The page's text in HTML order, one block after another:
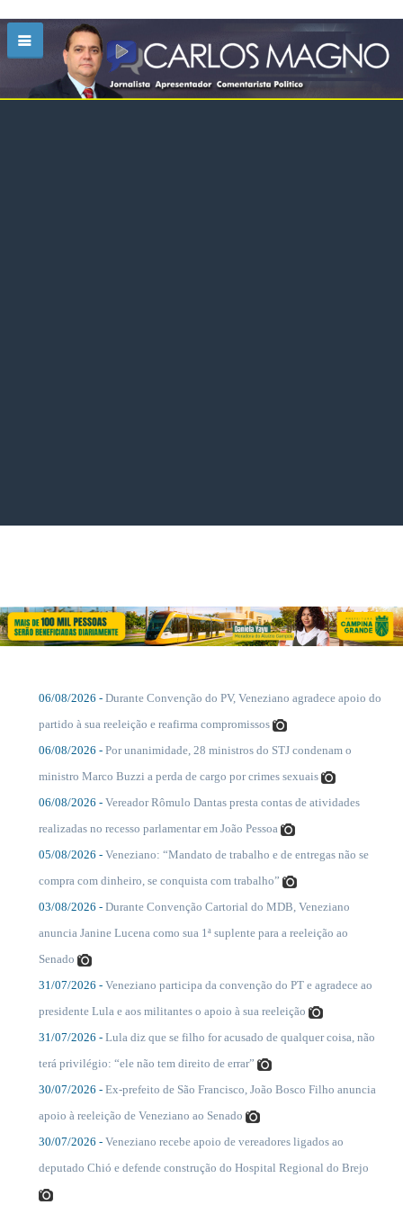
06/08/2026 - Durante Convenção do PV, Veneziano agradece apoio do
partido à sua reeleição e reafirma compromissos
06/08/2026 - Por unanimidade, 28 ministros do STJ condenam o
ministro Marco Buzzi a perda de cargo por crimes sexuais
06/08/2026 - Vereador Rômulo Dantas presta contas de atividades
realizadas no recesso parlamentar em João Pessoa
05/08/2026 - Veneziano: “Mandato de trabalho e de entregas não se
compra com dinheiro, se conquista com trabalho”
03/08/2026 - Durante Convenção Cartorial do MDB, Veneziano
anuncia Janine Lucena como sua 1ª suplente para a reeleição ao
Senado
31/07/2026 - Veneziano participa da convenção do PT e agradece ao
presidente Lula e aos militantes o apoio à sua reeleição
31/07/2026 - Lula diz que se filho for acusado de qualquer coisa, não
terá privilégio: “ele não tem direito de errar”
30/07/2026 - Ex-prefeito de São Francisco, João Bosco Filho anuncia
apoio à reeleição de Veneziano ao Senado
30/07/2026 - Veneziano recebe apoio de vereadores ligados ao
deputado Chió e defende construção do Hospital Regional do Brejo